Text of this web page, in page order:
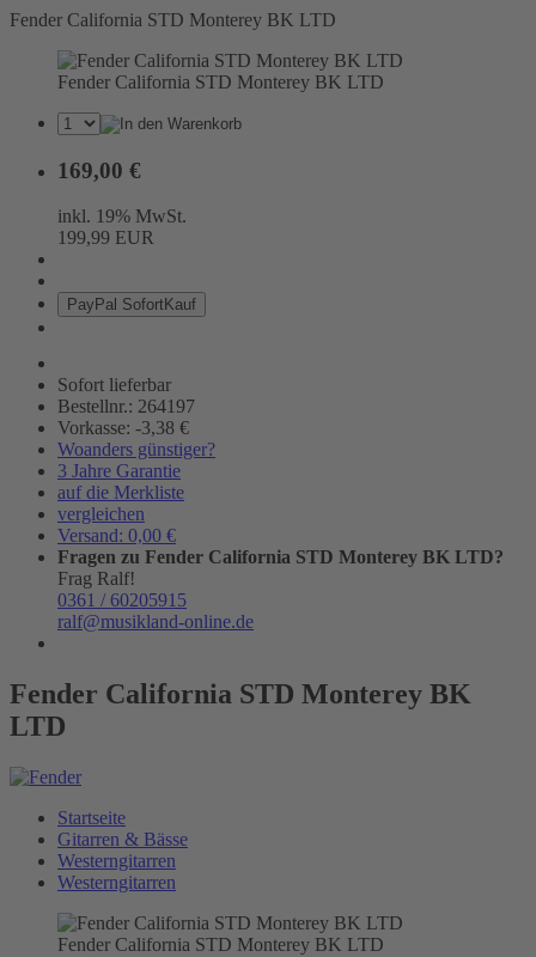
Fender California STD Monterey BK LTD
Fender California STD Monterey BK LTD
169,00 €
inkl. 19% MwSt.
199,99 EUR
Pay Pal SofortKauf
Sofort lieferbar
Bestellnr.: 264197
Vorkasse: -3,38 €
Woanders günstiger?
3 Jahre Garantie
auf die Merkliste
vergleichen
Versand: 0,00 €
Fragen zu Fender California STD Monterey BK LTD?
Frag Ralf!
0361 / 60205915
ralf@musikland-online.de
Fender California STD Monterey BK
LTD
Startseite
Gitarren & Bässe
Westerngitarren
Westerngitarren
Fender California STD Monterey BK LTD